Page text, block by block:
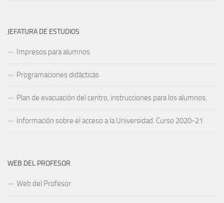
JEFATURA DE ESTUDIOS
Impresos para alumnos
Programaciones didácticas
Plan de evacuación del centro, instrucciones para los alumnos.
Información sobre el acceso a la Universidad. Curso 2020-21
WEB DEL PROFESOR
Web del Profesor